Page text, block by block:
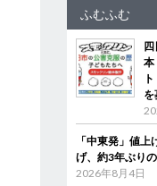
ふむふむ
本
を
「中東発」値
げ、約3年ぶり
2026年8月4日